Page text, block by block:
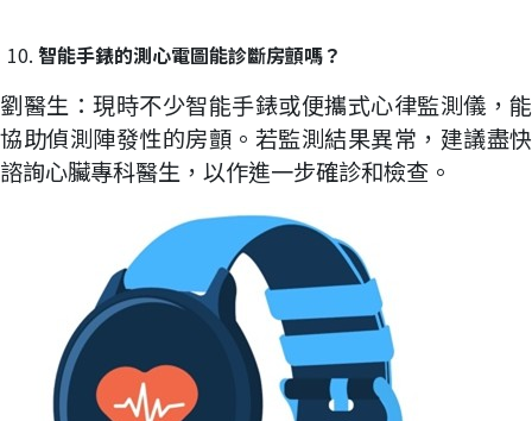
智能手錶的測心電圖能診斷房顫嗎？
劉醫生：現時不少智能手錶或便攜式心律監測儀，能
協助偵測陣發性的房顫。若監測結果異常，建議盡快
諮詢心臟專科醫生，以作進一步確診和檢查。